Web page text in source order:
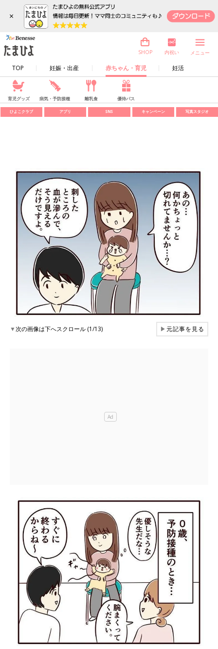
×
TOP 妊娠・出産 赤ちゃん・育児 妊活
SHOP 内祝い メニュー
育児グッズ 病気・予防接種 離乳食 優待パス
ひよこクラブ アプリ SNS キャンペーン 写真スタジオ
▼次の画像は下へスクロール (1/13) ▶元記事を見る